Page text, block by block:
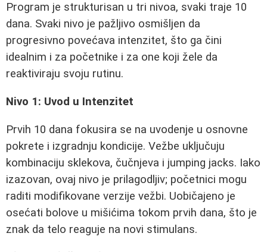
Program je strukturisan u tri nivoa, svaki traje 10
dana. Svaki nivo je pažljivo osmišljen da
progresivno povećava intenzitet, što ga čini
idealnim i za početnike i za one koji žele da
reaktiviraju svoju rutinu.
Nivo 1: Uvod u Intenzitet
Prvih 10 dana fokusira se na uvodenje u osnovne
pokrete i izgradnju kondicije. Vežbe uključuju
kombinaciju sklekova, čučnjeva i jumping jacks. Iako
izazovan, ovaj nivo je prilagodljiv; početnici mogu
raditi modifikovane verzije vežbi. Uobičajeno je
osećati bolove u mišićima tokom prvih dana, što je
znak da telo reaguje na novi stimulans.